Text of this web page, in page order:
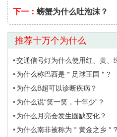
下一： 螃蟹为什么吐泡沫？
推荐十万个为什么
交通信号灯为什么使用红、黄、
为什么称巴西是＂足球王国＂?
为什么B超可以诊断疾病？
为什么说“笑一笑，十年少”？
为什么月亮会发生圆缺变化？
为什么南非被称为＂黄金之乡＂?